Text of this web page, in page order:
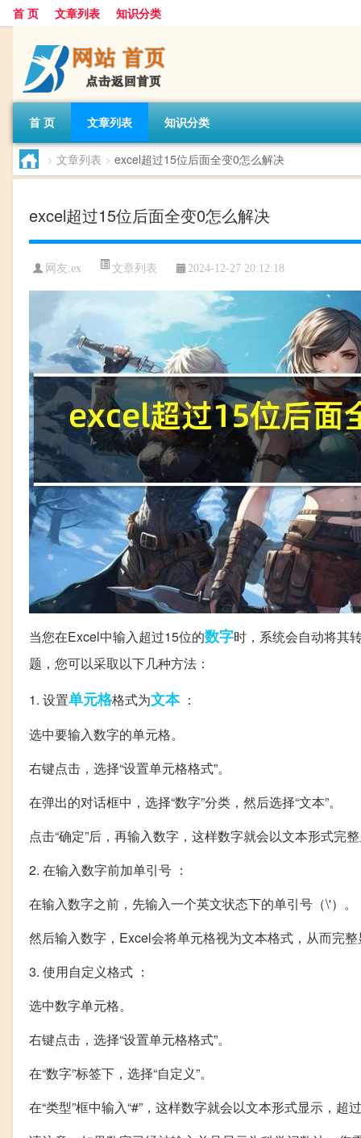
首 页 文章列表 知识分类
首 页 文章列表 知识分类
> 文章列表 > excel超过15位后面全变0怎么解决
excel超过15位后面全变0怎么解决
网友:ex 文章列表 2024-12-27 20:12:18
当您在Excel中输入超过15位的数字时，系统会自动将其
题，您可以采取以下几种方法：
1. 设置单元格格式为文本：
选中要输入数字的单元格。
右键点击，选择“设置单元格格式”。
在弹出的对话框中，选择“数字”分类，然后选择“文本”。
点击“确定”后，再输入数字，这样数字就会以文本形式完整
2. 在输入数字前加单引号 ：
在输入数字之前，先输入一个英文状态下的单引号（\'）。
然后输入数字，Excel会将单元格视为文本格式，从而完整
3. 使用自定义格式 ：
选中数字单元格。
右键点击，选择“设置单元格格式”。
在“数字”标签下，选择“自定义”。
在“类型”框中输入“#”，这样数字就会以文本形式显示，超